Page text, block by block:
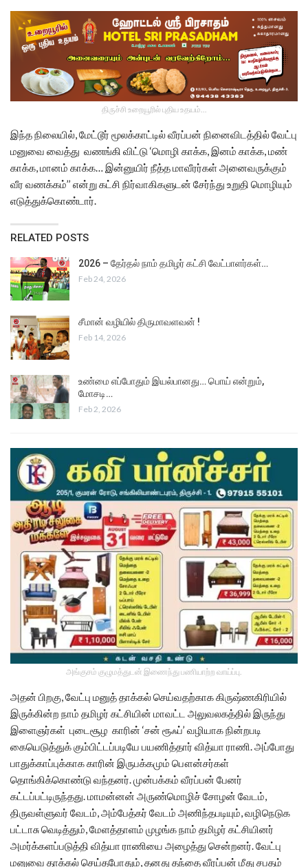
திருச்சி உறையூரில் புதிய உதயம்...
இந்த நிலையில், மேட்டூர் மூலக்காட்டில் வீரப்பன் நினைவிடத்தில் வேட்பு
மனுவை வைத்து வணங்கி விட்டு ‘மொழி காக்க, இனம் காக்க, மண்
காக்க, மானம் காக்க… இன்னுயிர் நீத்த மாவீரர்கள் அனைவருக்கும்
வீர வணக்கம்’’ என்று கட்சி நிர்வாகிகளுடன் சேர்ந்து உறுதி மொழியும்
எடுத்துக்கொண்டார்.
RELATED POSTS
2026 – தேர்தல் நாம் தமிழர் கட்சி வேட்பாளர்கள்…
Feb 24, 2026
சீமான் வழியில் திருமாவளவன் !
Feb 14, 2026
உண்மை எப்போதும் இயல்பானது… பொய் என்றும்,
மோசடி…
Feb 2, 2026
அங்குசம் குழுமத்துடன் இணைந்து பணியாற்ற வாய்ப்பு.
அதன் பிறகு, வேட்பு மனுத் தாக்கல் செய்வதற்காக கிருஷ்ணகிரியில்
இருக்கின்ற நாம் தமிழர் கட்சியின் மாவட்ட அலுவலகத்தில் இருந்து
இளைஞர்கள் புடைசூழ காரின் ‘சன் ரூஃப்’ வழியாக நின்றபடி
கையெடுத்துக் கும்பிட்டப்படியே பயணித்தார் வித்யா ராணி. அப்போது
பாதுக்காப்புக்காக காரின் இருபக்கமும் பௌன்சர்கள்
தொங்கிக்கொண்டு வந்தனர். முன்பக்கம் வீரப்பன் பேனர்
கட்டப்பட்டிருந்தது. மாமன்னன் அருண்மொழிச் சோழன் வேடம்,
திருவள்ளுவர் வேடம், அம்பேத்கர் வேடம் அணிந்தபடியும், வழிநெடுக
பட்டாசு வெடித்தும், மேளத்தாளம் முழங்க நாம் தமிழர் கட்சியினர்
அமர்க்களப்படுத்தி வித்யா ராணியை அழைத்து சென்றனர். வேட்பு
மனுவை தாக்கல் செய்தபோதும், தனது தந்தை வீரப்பன் மீது சபதம்